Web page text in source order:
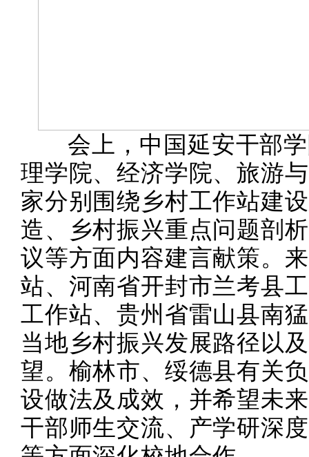
会上，中国延安干部
理学院、经济学院、旅游
家分别围绕乡村工作站建
造、乡村振兴重点问题剖
议等方面内容建言献策。
站、河南省开封市兰考县
工作站、贵州省雷山县南
当地乡村振兴发展路径以
望。榆林市、绥德县有关
设做法及成效，并希望未
干部师生交流、产学研深